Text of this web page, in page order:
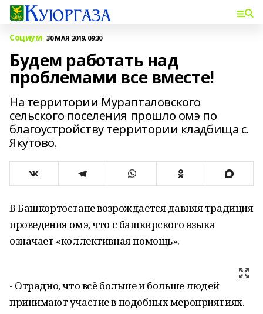
Социум 30 МАЯ 2019, 09:30
Будем работать над
проблемами все вместе!
На территории Мурапталовского
сельского поселения прошло омэ по
благоустройству территории кладбища с.
Якутово.
В Башкортостане возрождается давняя традиция
проведения омэ, что с башкирского языка
означает «коллективная помощь».
- Отрадно, что всё больше и больше людей
принимают участие в подобных мероприятиях.